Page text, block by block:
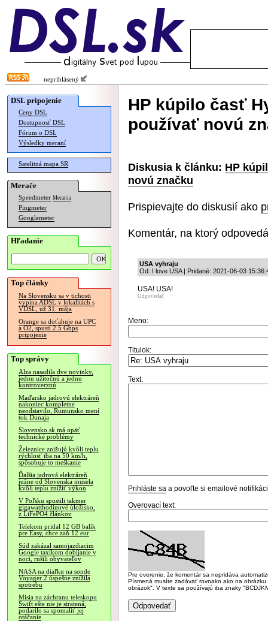
neprihlásený
DSL pripojenie
Ceny DSL
Dostupnosť DSL
Fórum o DSL
Výsledky meraní
Satelitná mapa SR
Merače
Speedmeter Merania
Pingmeter
Googlemeter
Hľadanie
Top články
Na Slovensku sa v tichosti
vypína ADSL v lokalitách s
VDSL, už 31. mája
Orange sa doťahuje na UPC
a O2, spustí 2.5 Gbps
pripojenie
Top správy
Alza nasadila dve novinky,
jednu užitočnú a jednu
kontroverznú
Maďarsko jadrovú elektráreň
nakoniec kompletne
neodstavilo, Rumunsko mení
tok Dunaja
Slovensko.sk má opäť
technické problémy
Železnice znižujú kvôli teplu
rýchlosť iba na 50 km/h,
spôsobuje to meškanie
Ďalšia jadrová elektráreň
južne od Slovenska musela
kvôli teplu znížiť výkon
V Poľsku spustili takmer
gigawatthodinové úložisko,
z LiFePO4 článkov
Telekom pridal 12 GB balík
pre Easy, chce zaň 12 eur
Súd zakázal samojazdiacim
Google taxíkom dobíjanie v
noci, rušili obyvateľov
NASA na diaľku na sonde
Voyager 2 úspešne znížila
spotrebu
Misia na záchranu teleskopu
Swift ešte nie je stratená,
podarilo sa spomaliť jej
otáčanie
HP kúpilo časť
používať novú
Diskusia k článku: HP
novú značku
Prispievajte do diskusií ako
Komentár, na ktorý
USA vyhraju
Od: I love USA | Pridané: 2021-06-03
USA! USA!
Odpovedať
Meno:
Titulok:
Text:
Prihláste sa a povoľte si emailové
Overovací text:
Pre overenie, že komentár sa nepridáva
Písmená musíte zadávať rovnako ako na
obrázok". V texte sa používajú iba znaky